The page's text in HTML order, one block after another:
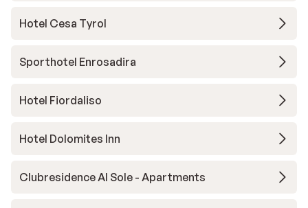
Hotel Cesa Tyrol
Sporthotel Enrosadira
Hotel Fiordaliso
Hotel Dolomites Inn
Clubresidence Al Sole - Apartments